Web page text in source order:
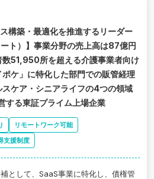
構築・最適化を推進するリーダー
ト）】事業分野の売上高は87億円
数51,950所を超える介護事業者向け
ケ」に特化した部門での販管経理
ケア・シニアライフの4つの領域
する東証プライム上場企業
リモートワーク可能
支援制度
として、SaaS事業に特化し、債権管